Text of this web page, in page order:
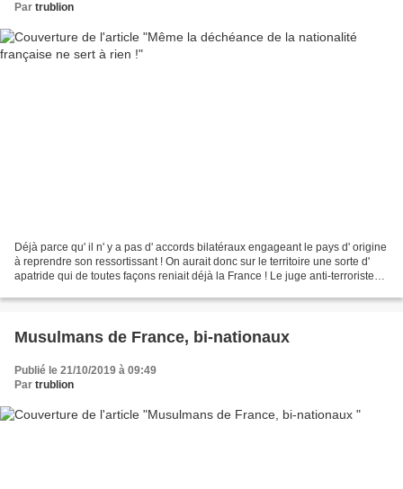
Par trublion
Déjà parce qu' il n' y a pas d' accords bilatéraux engageant le pays d' origine
à reprendre son ressortissant ! On aurait donc sur le territoire une sorte d'
apatride qui de toutes façons reniait déjà la France ! Le juge anti-terroriste
Musulmans de France, bi-nationaux
Publié le 21/10/2019 à 09:49
Par trublion